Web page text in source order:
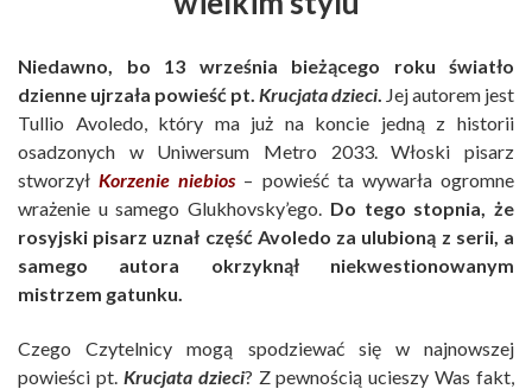
Niedawno, bo 13 września bieżącego roku światło
dzienne ujrzała powieść pt. Krucjata dzieci Jej autorem jest
Tullio Avoledo, który ma już na koncie jedną z historii
osadzonych w Uniwersum Metro 2033. Włoski pisarz
stworzył Korzenie niebios – powieść ta wywarła ogromne
wrażenie u samego Glukhovsky’ego. Do tego stopnia, że
rosyjski pisarz uznał część Avoledo za ulubioną z serii, a
samego autora okrzyknął niekwestionowanym
mistrzem gatunku.
Czego Czytelnicy mogą spodziewać się w najnowszej
powieści pt. Krucjata dzieci? Z pewnością ucieszy Was fakt,